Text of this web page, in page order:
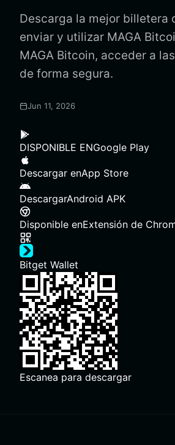
Descarga la mejor billetera
enviar y utilizar MAGA
MAGA Bitcoin, acceder a
de forma segura.
Jun 11, 2026
DISPONIBLE ENGoogle Play
Descargar enApp Store
DescargarAndroid APK
Disponible enExtensión de
Bitget Wallet
Escanea para descargar